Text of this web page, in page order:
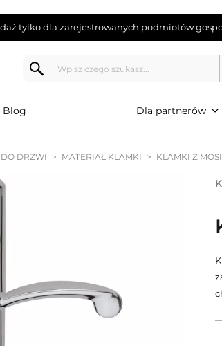
tylko dla zarejestrowanych podmiotów
Blog Dla partnerów
DRZWI > MATERIAŁ KLAMKI > KLAMKI Z